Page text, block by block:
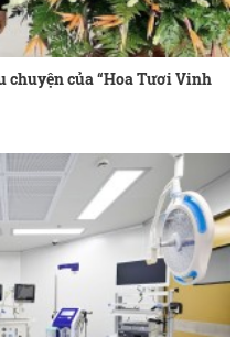
chuyện của “Hoa Tươi Vinh